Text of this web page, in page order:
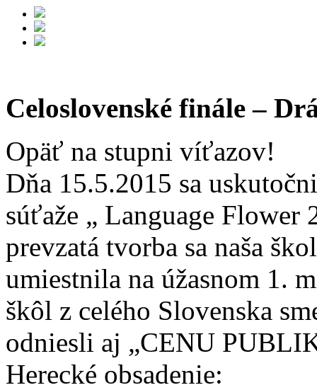
Celoslovenské finále –
Opäť na stupni víťazov!
Dňa 15.5.2015 sa
súťaže „ Language Flower
prevzatá tvorba sa naša
umiestnila na úžasnom 1.
škôl z celého Slovenska
odniesli aj „CENU
Herecké obsadenie: